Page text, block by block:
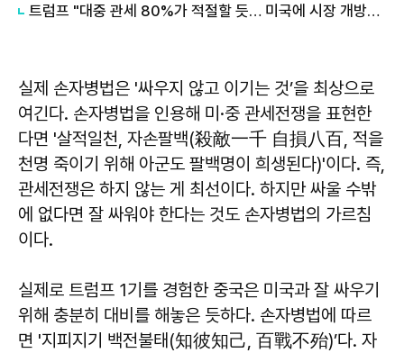
트럼프 "대중 관세 80%가 적절할 듯… 미국에 시장 개방해야"
실제 손자병법은 '싸우지 않고 이기는 것’을 최상으로
여긴다. 손자병법을 인용해 미·중 관세전쟁을 표현한
다면 '살적일천, 자손팔백(殺敵一千 自損八百, 적을
천명 죽이기 위해 아군도 팔백명이 희생된다)'이다. 즉,
관세전쟁은 하지 않는 게 최선이다. 하지만 싸울 수밖
에 없다면 잘 싸워야 한다는 것도 손자병법의 가르침
이다.
실제로 트럼프 1기를 경험한 중국은 미국과 잘 싸우기
위해 충분히 대비를 해놓은 듯하다. 손자병법에 따르
면 '지피지기 백전불태(知彼知己, 百戰不殆)’다. 자